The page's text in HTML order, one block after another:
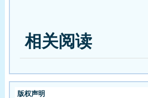
相关阅读
版权声明